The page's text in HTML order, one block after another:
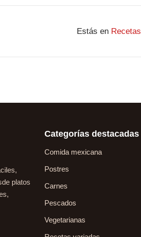
Estás en Recetas
platos
Categorías destacadas
Comida mexicana
Postres
Carnes
Pescados
Vegetarianas